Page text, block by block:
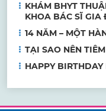
KHÁM BHYT
KHOA BÁC SĨ GIA
14 NĂM – MỘT
TẠI SAO NÊN
HAPPY BIRTHDAY